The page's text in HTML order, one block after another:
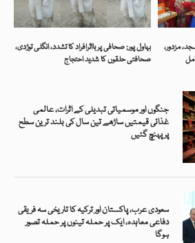
جنگوں اور موسمیاتی تبدیلی کے اثرات، عالمی
غذائی قیمتیں ساڑھے تین سال کی بلند ترین سطح
پر پہنچ گئیں
سعودی عرب، پاکستان اور ترکیہ کا تاریخی سہ فریقی
دفاعی معاہدہ، ایک پر حملہ تینوں پر حملہ تصور
ہوگا
بہاول پور: صحافی پر بااثرافراد کا تشدد، انگلی توڑدی،
صحافتی حلقوں کا شدید احتجاج
مزدور،